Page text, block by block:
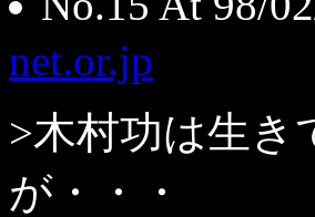
net.or.jp
>木村功は生
が・・・